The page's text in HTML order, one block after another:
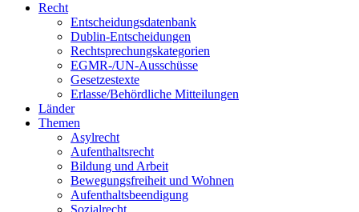
Recht
Entscheidungsdatenbank
Dublin-Entscheidungen
Rechtsprechungskategorien
EGMR-/UN-Ausschüsse
Gesetzestexte
Erlasse/Behördliche Mitteilungen
Länder
Themen
Asylrecht
Aufenthaltsrecht
Bildung und Arbeit
Bewegungsfreiheit und Wohnen
Aufenthaltsbeendigung
Sozialrecht